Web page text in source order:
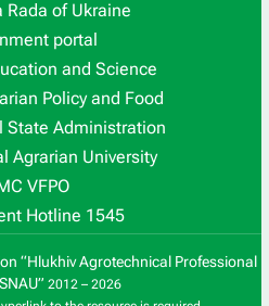
Rada of Ukraine
portal
and Science
Policy and Food
State Administration
Agrarian University
VFPO
Hotline 1545
“Hlukhiv Agrotechnical Professional
2012 – 2026